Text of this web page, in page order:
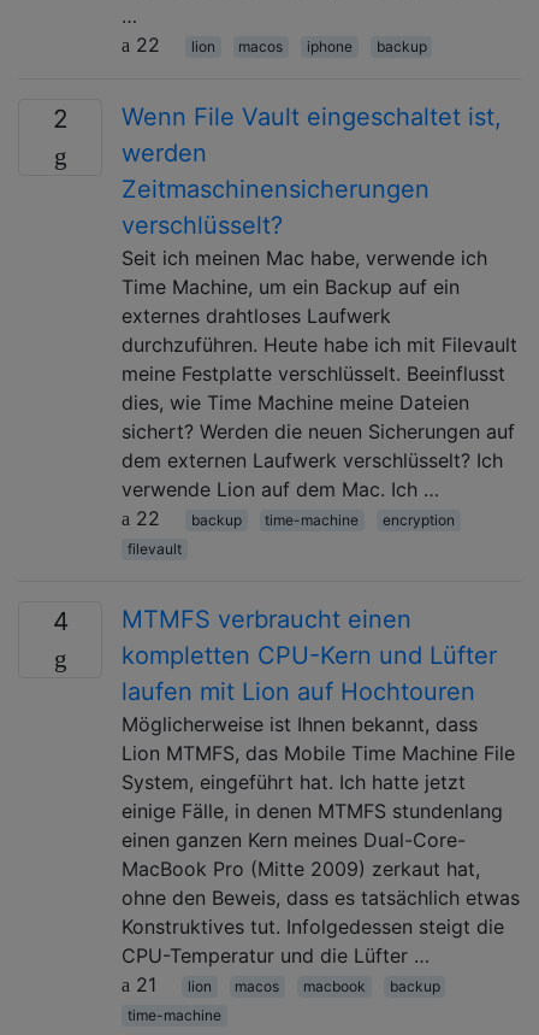
…
22
lion macos iphone backup
2
Wenn File Vault eingeschaltet ist,
werden
Zeitmaschinensicherungen
verschlüsselt?
Seit ich meinen Mac habe, verwende ich
Time Machine, um ein Backup auf ein
externes drahtloses Laufwerk
durchzuführen. Heute habe ich mit Filevault
meine Festplatte verschlüsselt. Beeinflusst
dies, wie Time Machine meine Dateien
sichert? Werden die neuen Sicherungen auf
dem externen Laufwerk verschlüsselt? Ich
verwende Lion auf dem Mac. Ich …
22
backup time-machine
encryption
filevault
4
MTMFS verbraucht einen
kompletten CPU-Kern und Lüfter
laufen mit Lion auf Hochtouren
Möglicherweise ist Ihnen bekannt, dass
Lion MTMFS, das Mobile Time Machine File
System, eingeführt hat. Ich hatte jetzt
einige Fälle, in denen MTMFS stundenlang
einen ganzen Kern meines Dual-Core-
MacBook Pro (Mitte 2009) zerkaut hat,
ohne den Beweis, dass es tatsächlich etwas
Konstruktives tut. Infolgedessen steigt die
CPU-Temperatur und die Lüfter …
21
lion macos macbook
backup
time-machine